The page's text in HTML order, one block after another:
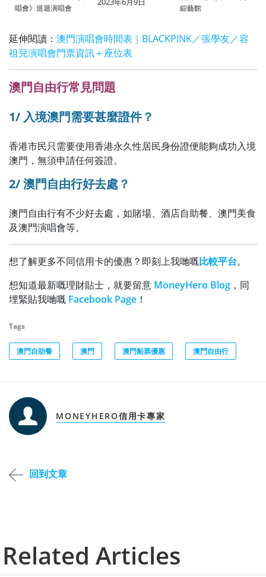
唱會》巡迴演唱會
綜藝館
延伸閱讀： 澳門演唱會時間表｜BLACKPINK／張學友／容
祖兒演唱會門票資訊＋座位表
澳門自由行常見問題
1/ 入境澳門需要甚麼證件？
香港市民只需要使用香港永久性居民身份證便能夠成功入境
澳門，無須申請任何簽證。
2/ 澳門自由行好去處？
澳門自由行有不少好去處，如賭場、酒店自助餐、澳門美食
及澳門演唱會等。
想了解更多不同信用卡的優惠？即刻上我哋嘅比較平台。
想知道最新嘅理財貼士，就要留意 MoneyHero Blog ，同
埋緊貼我哋嘅 Facebook Page ！
Tags
澳門自助餐 澳門 澳門船票優惠 澳門自由行
MONEYHERO信用卡專家
回到文章
Related Articles